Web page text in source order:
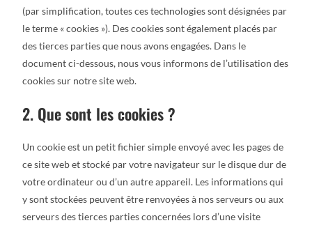
(par simplification, toutes ces technologies sont désignées par
le terme « cookies »). Des cookies sont également placés par
des tierces parties que nous avons engagées. Dans le
document ci-dessous, nous vous informons de l’utilisation des
cookies sur notre site web.
2. Que sont les cookies ?
Un cookie est un petit fichier simple envoyé avec les pages de
ce site web et stocké par votre navigateur sur le disque dur de
votre ordinateur ou d’un autre appareil. Les informations qui
y sont stockées peuvent être renvoyées à nos serveurs ou aux
serveurs des tierces parties concernées lors d’une visite